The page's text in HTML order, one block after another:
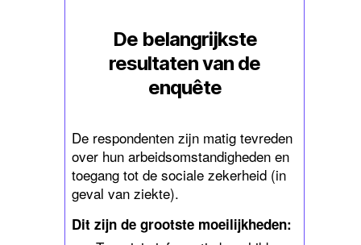
De belangrijkste
resultaten van de
enquête
De respondenten zijn matig tevreden
over hun arbeidsomstandigheden en
toegang tot de sociale zekerheid (in
geval van ziekte).
Dit zijn de grootste moeilijkheden: